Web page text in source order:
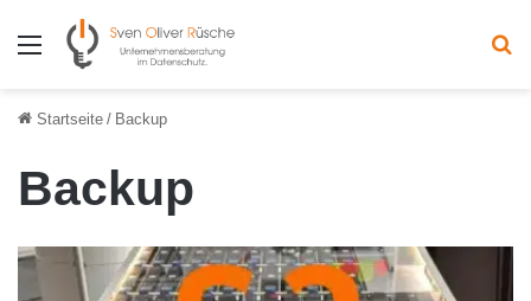
Menü
Startseite / Backup
Backup